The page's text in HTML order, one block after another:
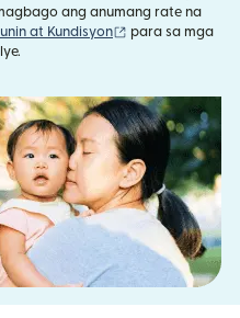
ang anumang rate na
at Kundisyon (bubukas sa
para sa mga